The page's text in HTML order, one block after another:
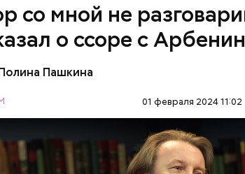
со мной не
о ссоре с
Пашкина
01 февраля 2024 11:02